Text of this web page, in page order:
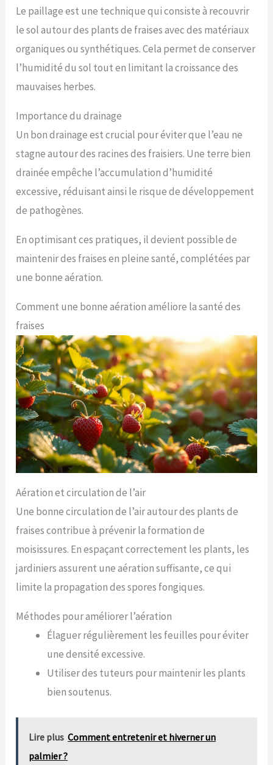
Le paillage est une technique qui consiste à recouvrir
le sol autour des plants de fraises avec des matériaux
organiques ou synthétiques. Cela permet de conserver
l’humidité du sol tout en limitant la croissance des
mauvaises herbes.
Importance du drainage
Un bon drainage est crucial pour éviter que l’eau ne
stagne autour des racines des fraisiers. Une terre bien
drainée empêche l’accumulation d’humidité
excessive, réduisant ainsi le risque de développement
de pathogènes.
En optimisant ces pratiques, il devient possible de
maintenir des fraises en pleine santé, complétées par
une bonne aération.
Comment une bonne aération améliore la santé des
fraises
Aération et circulation de l’air
Une bonne circulation de l’air autour des plants de
fraises contribue à prévenir la formation de
moisissures. En espaçant correctement les plants, les
jardiniers assurent une aération suffisante, ce qui
limite la propagation des spores fongiques.
Méthodes pour améliorer l’aération
Élaguer régulièrement les feuilles pour éviter
une densité excessive.
Utiliser des tuteurs pour maintenir les plants
bien soutenus.
Lire plus Comment entretenir et hiverner un
palmier ?